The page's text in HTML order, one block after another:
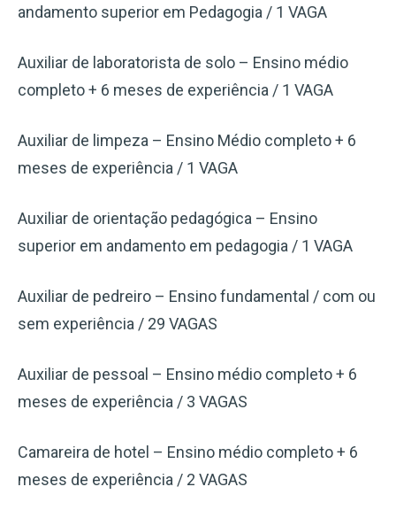
andamento superior em Pedagogia / 1 VAGA
Auxiliar de laboratorista de solo – Ensino médio
completo + 6 meses de experiência / 1 VAGA
Auxiliar de limpeza – Ensino Médio completo + 6
meses de experiência / 1 VAGA
Auxiliar de orientação pedagógica – Ensino
superior em andamento em pedagogia / 1 VAGA
Auxiliar de pedreiro – Ensino fundamental / com ou
sem experiência / 29 VAGAS
Auxiliar de pessoal – Ensino médio completo + 6
meses de experiência / 3 VAGAS
Camareira de hotel – Ensino médio completo + 6
meses de experiência / 2 VAGAS